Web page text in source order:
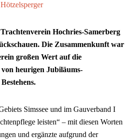
Hochries-Samerberg
Die Zusammenkunft war
großen Wert auf die
heurigen Jubiläums-
Simssee und im Gauverband I
leisten“ – mit diesen Worten
und ergänzte aufgrund der